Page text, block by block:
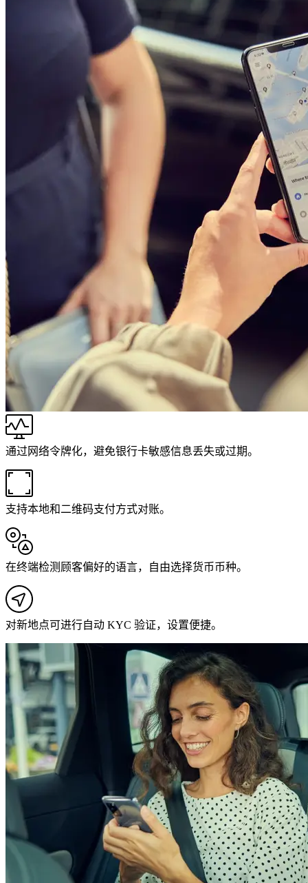
通过网络令牌化，避免银行卡敏感信息丢失或过期。
支持本地和二维码支付方式对账。
在终端检测顾客偏好的语言，自由选择货币币种。
对新地点可进行自动 KYC 验证，设置便捷。